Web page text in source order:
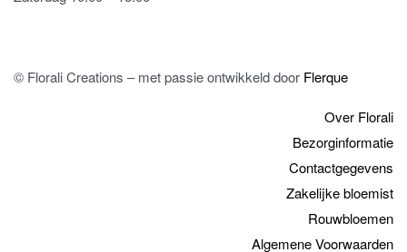
© Florali Creations – met passie ontwikkeld door Flerque
Over Florali
Bezorginformatie
Contactgegevens
Zakelijke bloemist
Rouwbloemen
Algemene Voorwaarden